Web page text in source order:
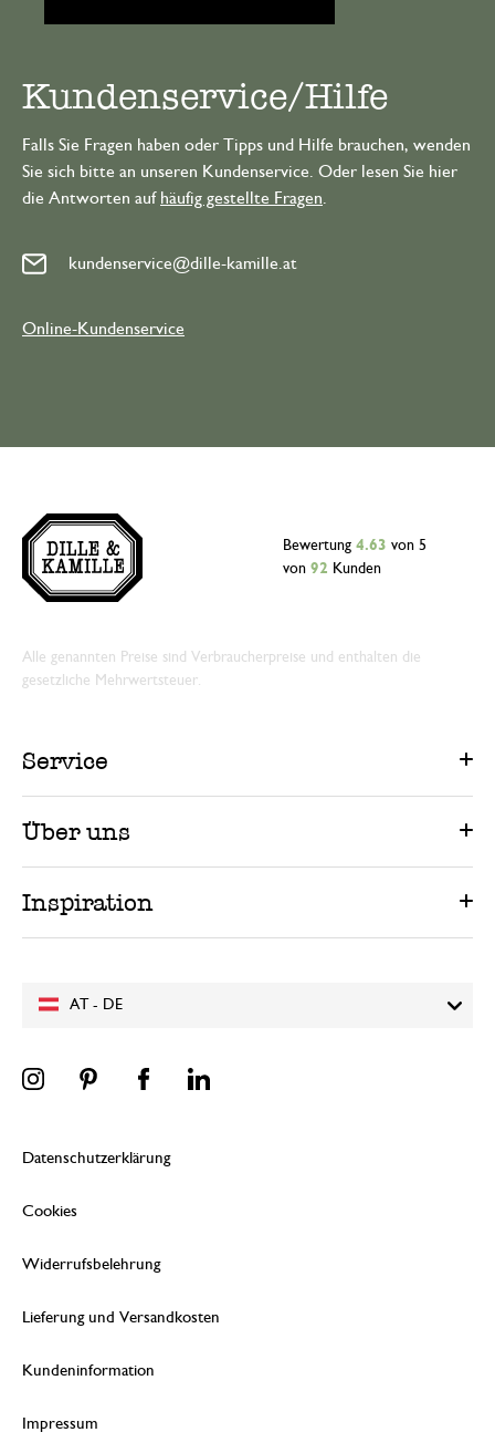
Kundenservice/Hilfe
Falls Sie Fragen haben oder Tipps und Hilfe brauchen, wenden
Sie sich bitte an unseren Kundenservice. Oder lesen Sie hier
die Antworten auf häufig gestellte Fragen
kundenservice@dille-kamille.at
Online-Kundenservice
AT - DE
Bewertung 4.63 von 5
von 92 Kunden
Alle genannten Preise sind Verbraucherpreise und enthalten die
gesetzliche Mehrwertsteuer.
Service
Über uns
Inspiration
Datenschutzerklärung
Cookies
Widerrufsbelehrung
Lieferung und Versandkosten
Kundeninformation
Impressum